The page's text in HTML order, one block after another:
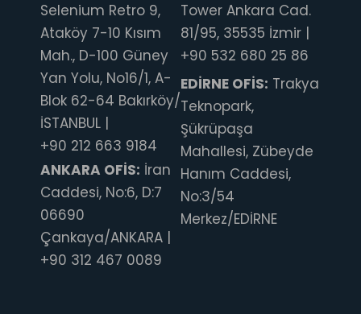
Selenium Retro 9,
Ataköy 7-10 Kısım
Mah., D-100 Güney
Yan Yolu, No16/1, A-
Blok 62-64 Bakırköy/
İSTANBUL |
+90 212 663 9184
ANKARA OFİS: İran
Caddesi, No:6, D:7
06690
Çankaya/ANKARA |
+90 312 467 0089
Tower Ankara Cad.
81/95, 35535 İzmir |
+90 532 680 25 86
EDİRNE OFİS: Trakya
Teknopark,
Şükrüpaşa
Mahallesi, Zübeyde
Hanım Caddesi,
No:3/54
Merkez/EDİRNE